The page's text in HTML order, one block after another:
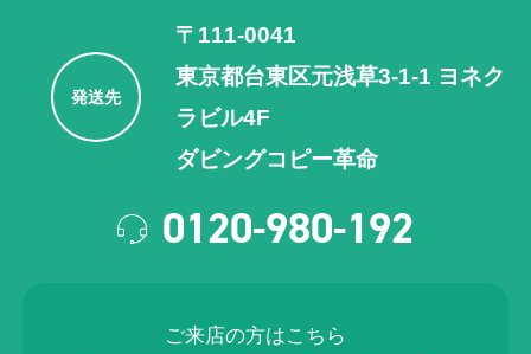
発送先
〒111-0041
東京都台東区元浅草3-1-1 ヨネク
ラビル4F
ダビングコピー革命
0120-980-192
ご来店の方はこちら